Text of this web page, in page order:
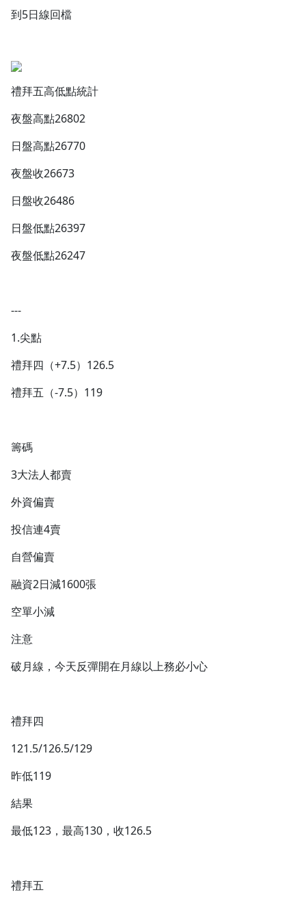
到5日線回檔
禮拜五高低點統計
夜盤高點26802
日盤高點26770
夜盤收26673
日盤收26486
日盤低點26397
夜盤低點26247
---
1.尖點
禮拜四（+7.5）126.5
禮拜五（-7.5）119
籌碼
3大法人都賣
外資偏賣
投信連4賣
自營偏賣
融資2日減1600張
空單小減
注意
破月線，今天反彈開在月線以上務必小心
禮拜四
121.5/126.5/129
昨低119
結果
最低123，最高130，收126.5
禮拜五